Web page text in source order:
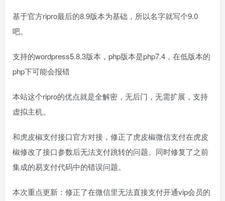
基于官方ripro最后的8.9版本为基础，所以名字就写个9.0
吧。
支持的wordpress5.8.3版本，php版本是php7.4，在低版本的
php下可能会报错
本站这个ripro的优点就是全解密，无后门，无需扩展，支持
虚拟主机。
和虎皮椒支付接口官方对接，修正了虎皮椒微信支付在虎皮
椒修改了接口参数后无法支付跳转的问题。同时修复了之前
集成的易支付代码中的错误问题。
本次重点更新：修正了在微信里无法直接支付开通vip会员的